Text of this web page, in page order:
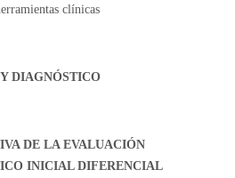
clínicas
DIAGNÓSTICO
DE LA EVALUACIÓN
INICIAL DIFERENCIAL